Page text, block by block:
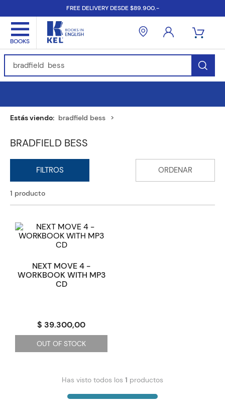
FREE DELIVERY DESDE $89.900.-
Find Books, Authors, ISBN...
bradfield bess
BRADFIELD BESS
1 producto
NEXT MOVE 4 -
WORKBOOK WITH MP3
CD
$ 39.300,00
OUT OF STOCK
Has visto todos los 1 productos